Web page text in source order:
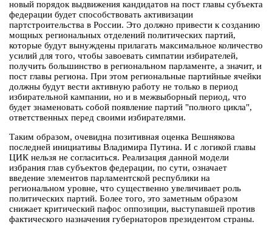
новый порядок выдвижения кандидатов на пост главы субъекта
федерации будет способствовать активизации
партстроительства в России. Это должно привести к созданию
мощных региональных отделений политических партий,
которые будут вынуждены прилагать максимальное количество
усилий для того, чтобы завоевать симпатии избирателей,
получить большинство в региональном парламенте, а значит, и
пост главы региона. При этом региональные партийные ячейки
должны будут вести активную работу не только в период
избирательной кампании, но и в межвыборный период, что
будет знаменовать собой появление партий "полного цикла",
ответственных перед своими избирателями.
Таким образом, очевидна позитивная оценка Вешнякова
последней инициативы Владимира Путина. И с логикой главы
ЦИК нельзя не согласиться. Реализация данной модели
избрания глав субъектов федерации, по сути, означает
введение элементов парламентской республики на
региональном уровне, что существенно увеличивает роль
политических партий. Более того, это заметным образом
снижает критический пафос оппозиции, выступавшей против
фактического назначения губернаторов президентом страны.